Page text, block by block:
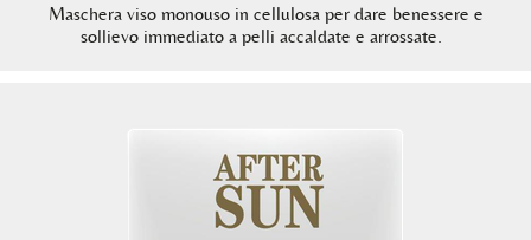
Maschera viso monouso in cellulosa per dare benessere e
sollievo immediato a pelli accaldate e arrossate.